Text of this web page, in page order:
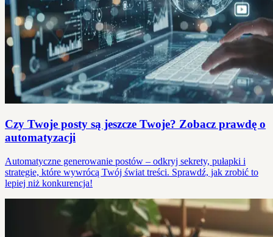
Czy Twoje posty są jeszcze Twoje? Zobacz prawdę o
automatyzacji
Automatyczne generowanie postów – odkryj sekrety, pułapki i
strategie, które wywrócą Twój świat treści. Sprawdź, jak zrobić to
lepiej niż konkurencja!